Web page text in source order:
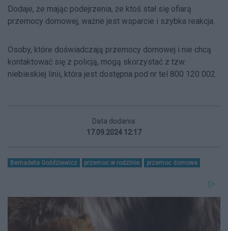
Dodaje, że mając podejrzenia, że ktoś stał się ofiarą
przemocy domowej, ważne jest wsparcie i szybka reakcja.
Osoby, które doświadczają przemocy domowej i nie chcą
kontaktować się z policją, mogą skorzystać z tzw.
niebieskiej linii, która jest dostępna pod nr tel 800 120 002.
Data dodania:
17.09.2024 12:17
Bernadeta Goździewicz przemoc w rodzinie przemoc domowa